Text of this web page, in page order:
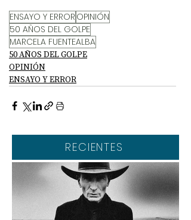
ENSAYO Y ERROR OPINIÓN
50 AÑOS DEL GOLPE
MARCELA FUENTEALBA
50 AÑOS DEL GOLPE
OPINIÓN
ENSAYO Y ERROR
RECIENTES